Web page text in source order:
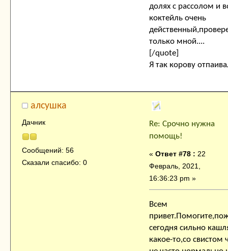
долях с рассолом и
коктейль очень
только мной....
[/quote]
Я так корову
алсушка
Дачник
Сообщений: 56
Сказали спасибо: 0
Re: Срочно нужна
помощь!
« Ответ #78 : 22
Февраль, 2021,
16:36:23 pm »
Всем
сегодня сильно
какое-то,со